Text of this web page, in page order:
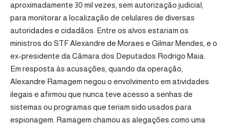
aproximadamente 30 mil vezes, sem autorização judicial,
para monitorar a localização de celulares de diversas
autoridades e cidadãos. Entre os alvos estariam os
ministros do STF Alexandre de Moraes e Gilmar Mendes, e o
ex-presidente da Câmara dos Deputados Rodrigo Maia.
Em resposta às acusações, quando da operação,
Alexandre Ramagem negou o envolvimento em atividades
ilegais e afirmou que nunca teve acesso a senhas de
sistemas ou programas que teriam sido usados para
espionagem. Ramagem chamou as alegações como uma